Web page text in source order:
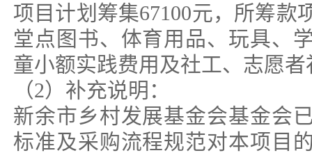
项目计划筹集67100元，所筹款
堂点图书、体育用品、玩具、
童小额实践费用及社工、志愿者
（2）补充说明：
新余市乡村发展基金会基金会
标准及采购流程规范对本项目